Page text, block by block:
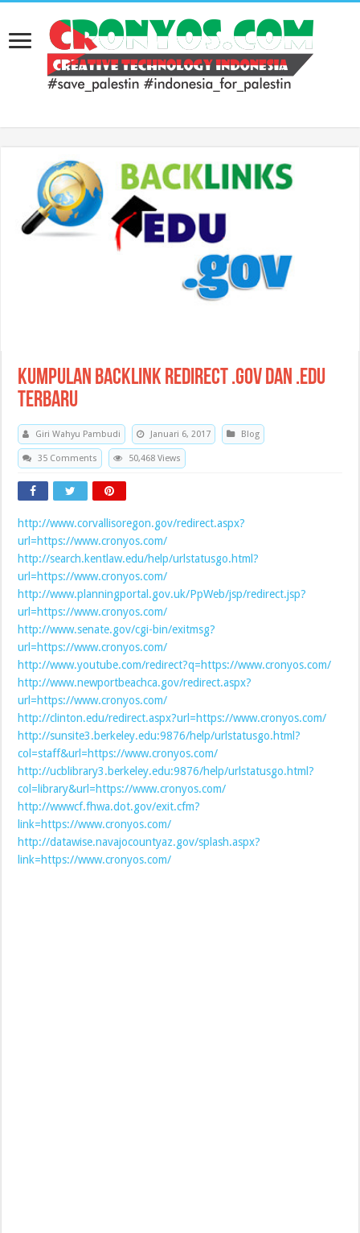
Kumpulan Backlink Redirect .Gov dan .Edu
Terbaru
Giri Wahyu Pambudi Januari 6, 2017 Blog
35 Comments 50,468 Views
http://www.corvallisoregon.gov/redirect.aspx?
url=https://www.cronyos.com/
http://search.kentlaw.edu/help/urlstatusgo.html?
url=https://www.cronyos.com/
http://www.planningportal.gov.uk/PpWeb/jsp/redirect.jsp?
url=https://www.cronyos.com/
http://www.senate.gov/cgi-bin/exitmsg?
url=https://www.cronyos.com/
http://www.youtube.com/redirect?q=https://www.cronyos.com/
http://www.newportbeachca.gov/redirect.aspx?
url=https://www.cronyos.com/
http://clinton.edu/redirect.aspx?url=https://www.cronyos.com/
http://sunsite3.berkeley.edu:9876/help/urlstatusgo.html?
col=staff&url=https://www.cronyos.com/
http://ucblibrary3.berkeley.edu:9876/help/urlstatusgo.html?
col=library&url=https://www.cronyos.com/
http://wwwcf.fhwa.dot.gov/exit.cfm?
link=https://www.cronyos.com/
http://datawise.navajocountyaz.gov/splash.aspx?
link=https://www.cronyos.com/